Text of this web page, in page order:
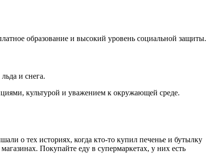
образование и высокий уровень социальной защиты.
и снега.
культурой и уважением к окружающей среде.
о тех историях, когда кто-то купил печенье и бутылку
Покупайте еду в супермаркетах, у них есть